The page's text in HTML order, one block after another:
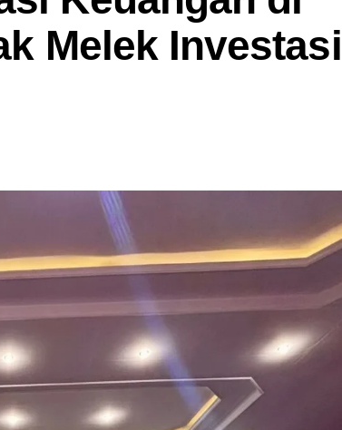
Melek Investasi